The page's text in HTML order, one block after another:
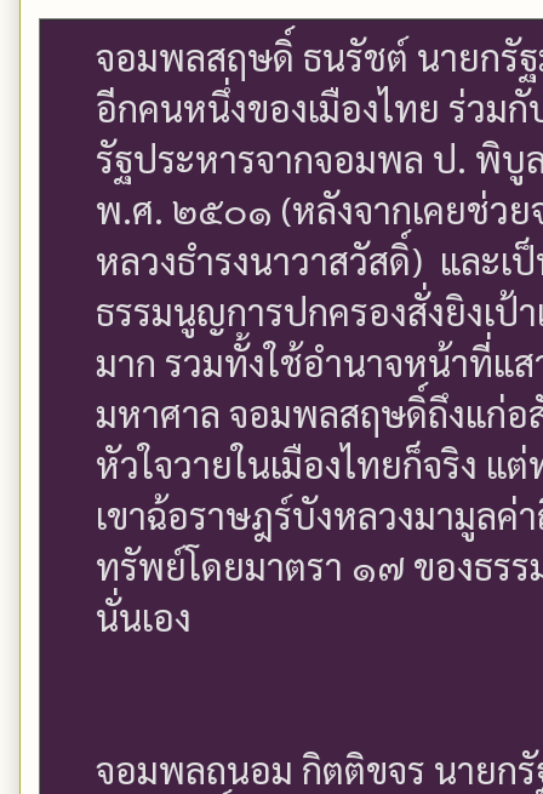
จอมพลสฤษดิ์ ธนรัชต์ นายกรั
อีกคนหนึ่งของเมืองไทย ร่ว
รัฐประหารจากจอมพล ป. พิบู
พ.ศ. ๒๕๐๑ (หลังจากเคยช่ว
หลวงธำรงนาวาสวัสดิ์) และเ
ธรรมนูญการปกครองสั่งยิงเป้
มาก รวมทั้งใช้อำนาจหน้าที่แ
มหาศาล จอมพลสฤษดิ์ถึงแก่อ
หัวใจวายในเมืองไทยก็จริง
เขาฉ้อราษฎร์บังหลวงมามูล
ทรัพย์โดยมาตรา ๑๗ ของธร
นั่นเอง
จอมพลถนอม กิตติขจร นายก